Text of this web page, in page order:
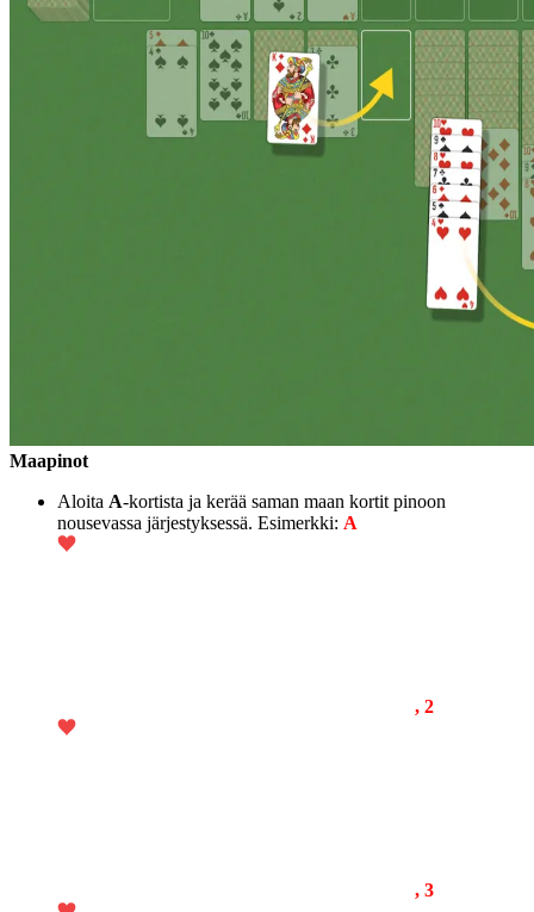
Maapinot
Aloita A-kortista ja kerää saman maan kortit pinoon
nousevassa järjestyksessä. Esimerkki: A
, 2
, 3